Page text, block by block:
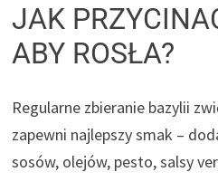
JAK
ABY ROSŁA?
Regularne zbieranie bazylii
zapewni najlepszy smak –
sosów, olejów, pesto, salsy